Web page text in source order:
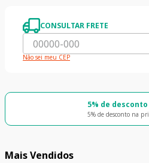
CONSULTAR FRETE
Não sei meu CEP
5% de desconto
5% de desconto na
Mais Vendidos